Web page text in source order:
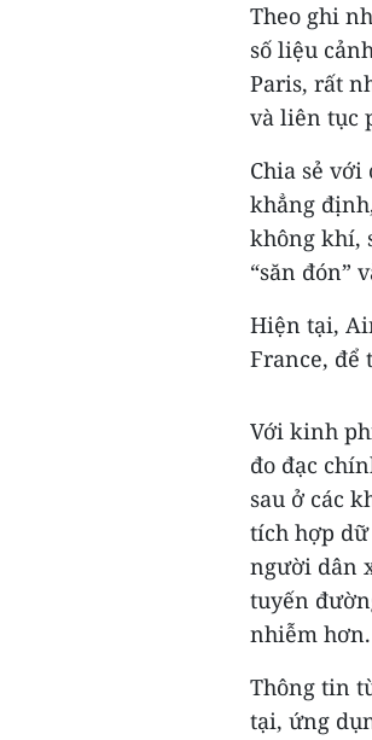
Theo ghi
số liệu
Paris, rất
và liên tục
Chia sẻ
khẳng
không khí,
“săn đón”
Hiện tại,
France, để
Với kinh
đo đạc
sau ở các
tích hợp
người dân
tuyến
nhiễm hơn.
Thông tin
tại, ứng